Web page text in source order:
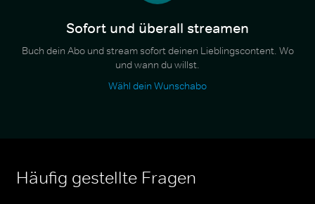
Sofort und überall streamen
Buch dein Abo und stream sofort deinen Lieblingscontent. Wo
und wann du willst.
Wähl dein Wunschabo
Häufig gestellte Fragen